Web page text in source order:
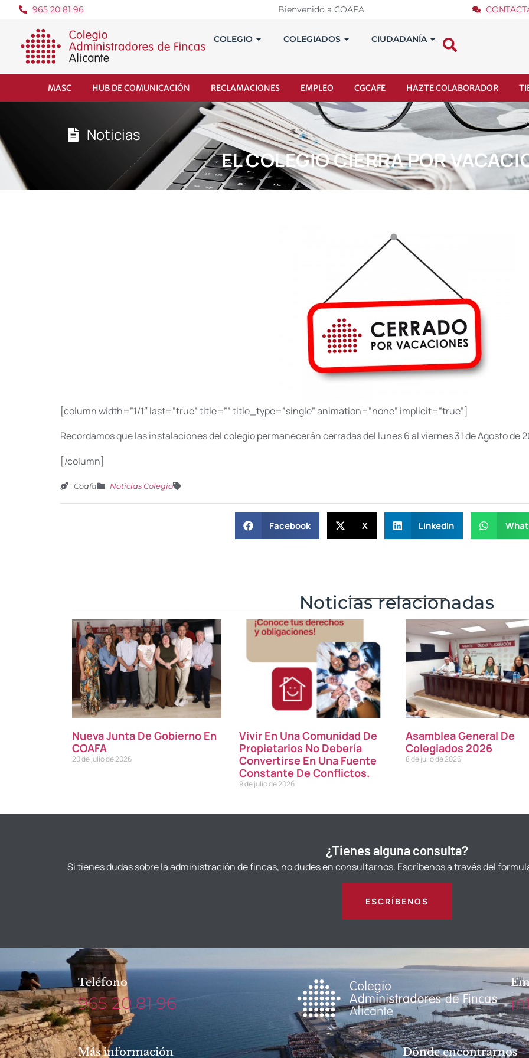
965 20 81 96 Bienvenido a COAFA
COLEGIO COLEGIADOS CIUDADANÍA
MASC HUB DE COMUNICACIÓN RECLAMACIONES EMPLEO CGCAFE HAZTE COLABORADOR
Noticias
EL COLEGIO CIERRA POR
[column width=”1/1″ last=”true” title=”” title_type=”single” animation=”none” implicit=”true”]
Recordamos que las instalaciones del colegio permanecerán cerradas del lunes 6 al viernes 31 de Agosto de
[/column]
Coafa Noticias Colegio
Facebook X LinkedIn
Noticias relacionadas
Nueva Junta De Gobierno En
COAFA
20 de julio de 2026
Vivir En Una Comunidad De
Propietarios No Debería
Convertirse En Una Fuente
Constante De Conflictos.
9 de julio de 2026
Asamblea General De
Colegiados 2026
8 de julio de 2026
¿Tienes alguna consulta?
Si tienes dudas sobre la administración de fincas, no dudes en consultarnos. Escríbenos a través del
ESCRÍBENOS
Teléfono
965 20 81 96
Más información Dónde encontrarnos